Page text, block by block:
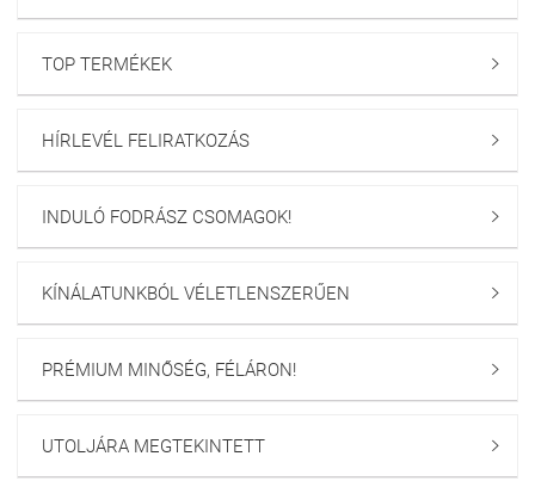
TOP TERMÉKEK 
HÍRLEVÉL FELIRATKOZÁS 
INDULÓ FODRÁSZ CSOMAGOK! 
KÍNÁLATUNKBÓL VÉLETLENSZERŰEN 
PRÉMIUM MINŐSÉG, FÉLÁRON! 
UTOLJÁRA MEGTEKINTETT 